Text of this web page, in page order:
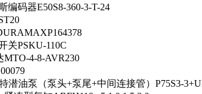
编码器E50S8-360-3-T-24
关PSKU-110C
4-8-AVR230
潜油泵（泵头+泵尾+中间连接管）P75S3-